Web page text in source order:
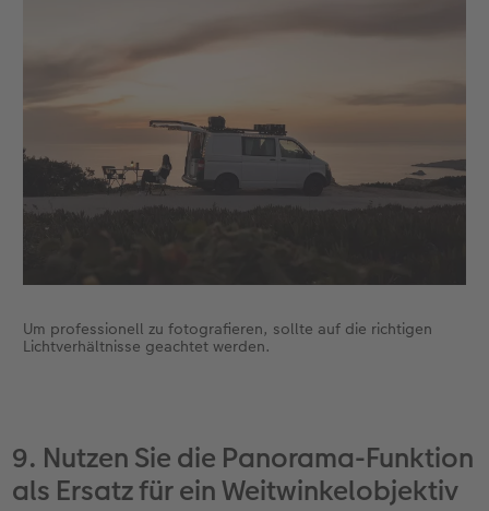
Um professionell zu fotografieren, sollte auf die richtigen
Lichtverhältnisse geachtet werden.
9. Nutzen Sie die Panorama-Funktion
als Ersatz für ein Weitwinkelobjektiv